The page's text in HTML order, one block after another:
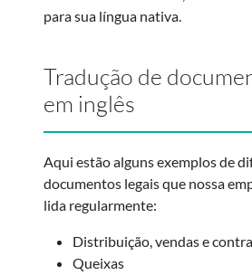
para sua língua nativa.
Tradução de
em inglês
Aqui estão alguns exemplos de
documentos legais que nossa
lida regularmente:
Distribuição, vendas e
Queixas